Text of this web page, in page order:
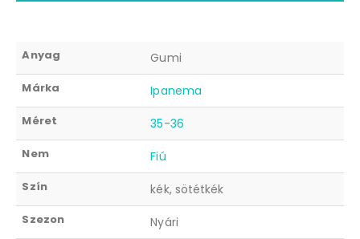
Anyag Gumi
Márka Ipanema
Méret 35-36
Nem Fiú
Szín kék, sötétkék
Szezon Nyári